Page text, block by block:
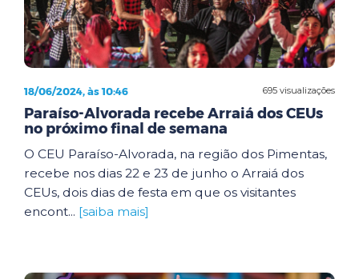
695 visualizações
18/06/2024, às 10:46
Paraíso-Alvorada recebe Arraiá dos CEUs
no próximo final de semana
O CEU Paraíso-Alvorada, na região dos Pimentas,
recebe nos dias 22 e 23 de junho o Arraiá dos
CEUs, dois dias de festa em que os visitantes
encont... [saiba mais]